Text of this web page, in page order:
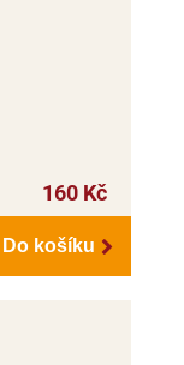
160 Kč
Do košíku